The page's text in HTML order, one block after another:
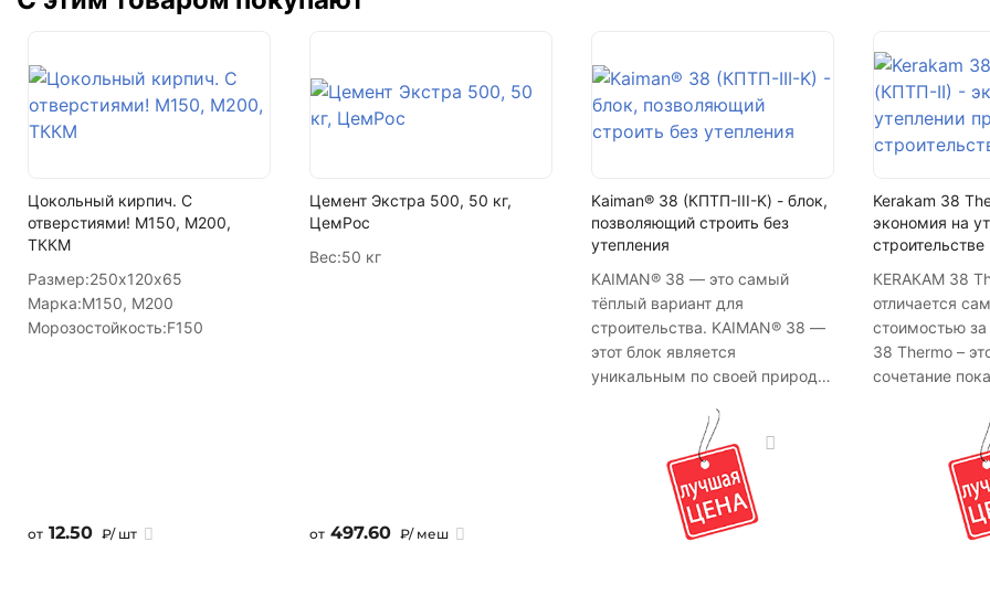
Написать в Telegram
Написать на почту
Цокольный кирпич. С
отверстиями! М150, М200,
ТККМ
Размер:250х120х65
Марка:М150, М200
Морозостойкость:F150
от 12.50 ₽/ шт
Цемент Экстра 500, 50 кг,
ЦемРос
Вес:50 кг
от 497.60 ₽/ меш
Kaiman® 38 (КПТП-III-K) - блок,
позволяющий строить без
утепления
KAIMAN® 38 — это самый
тёплый вариант для
строительства. KAIMAN® 38 —
этот блок является
уникальным по своей природе,
прочность для возведения
домов с несущими стенами до
3-х этажей, в тоже время он
обладает сверхвысоким
сопротивлением
теплопередаче. После
Kerakam 38
экономия на
строительстве
КЕRАКАМ 38
отличается
стоимостью
38 Thermo –
сочетание
Он более
КЕRАКАМ 38,
проигрывает
однако её
возведения
зданий до 5-ти